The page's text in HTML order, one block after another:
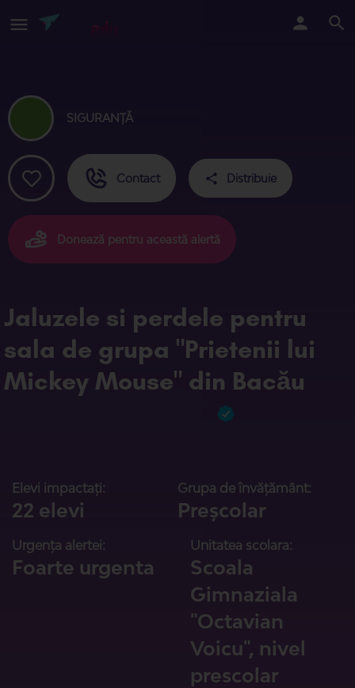
SIGURANȚĂ
Contact Distribuie
Donează pentru această alertă
Jaluzele si perdele pentru
sala de grupa "Prietenii lui
Mickey Mouse" din Bacău
Elevi impactați:
22 elevi
Grupa de învățământ:
Preșcolar
Urgența alertei:
Foarte urgenta
Unitatea scolara:
Scoala
Gimnaziala
"Octavian
Voicu", nivel
prescolar